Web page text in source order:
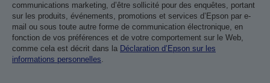
communications marketing, d’être sollicité pour des enquêtes, portant
sur les produits, événements, promotions et services d’Epson par e-
mail ou sous toute autre forme de communication électronique, en
fonction de vos préférences et de votre comportement sur le Web,
comme cela est décrit dans la Déclaration d’Epson sur les
informations personnelles.